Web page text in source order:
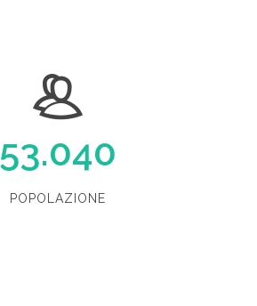
53.040
POPOLAZIONE